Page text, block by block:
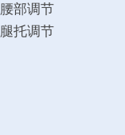
部调节
托调节